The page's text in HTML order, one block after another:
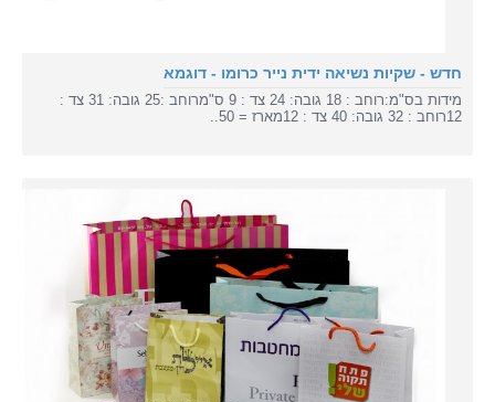
חדש - שקיות נשיאה ידית נייר כרומו - דוגמא
מידות בס"מ:רוחב : 18 גובה: 24 צד : 9 ס"מרוחב :25 גובה: 31 צד :
12רוחב : 32 גובה: 40 צד : 12מארז = 50..